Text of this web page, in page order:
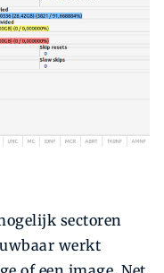
sectoren
werkt